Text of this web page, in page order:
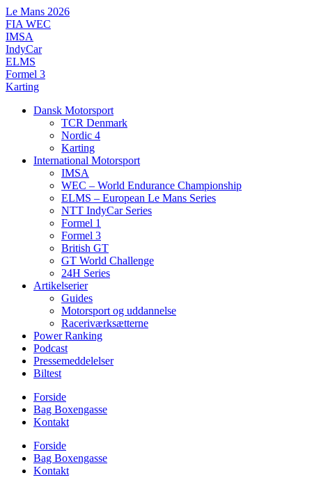
Videre
til
indhold
Le Mans 2026
FIA WEC
IMSA
IndyCar
ELMS
Formel 3
Karting
Dansk Motorsport
TCR Denmark
Nordic 4
Karting
International Motorsport
IMSA
WEC – World Endurance Championship
ELMS – European Le Mans Series
NTT IndyCar Series
Formel 1
Formel 3
British GT
GT World Challenge
24H Series
Artikelserier
Guides
Motorsport og uddannelse
Raceriværksætterne
Power Ranking
Podcast
Pressemeddelelser
Biltest
Forside
Bag Boxengasse
Kontakt
Forside
Bag Boxengasse
Kontakt